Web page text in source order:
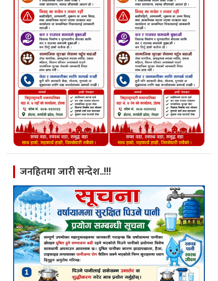
जनहितमा जारी सन्देश..!!!